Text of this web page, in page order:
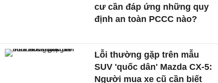
cư cần đáp ứng những quy
định an toàn PCCC nào?
Lỗi thường gặp trên mẫu
SUV 'quốc dân' Mazda CX-5:
Người mua xe cũ cần biết